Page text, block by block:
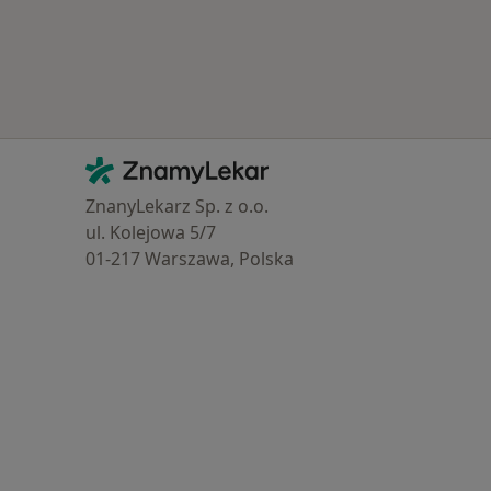
Kontakt
ZnamyLekar - Hlavní stránka
ZnanyLekarz Sp. z o.o.
ul. Kolejowa 5/7
01-217 Warszawa, Polska